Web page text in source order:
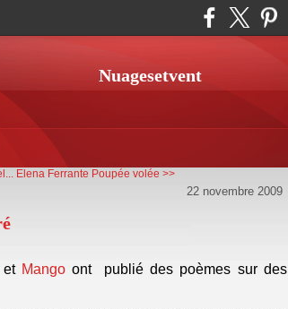
Nuagesetvent
Elena Ferrante Poupée volée >>
22 novembre 2009
et Mangoont publié des poèmes sur des